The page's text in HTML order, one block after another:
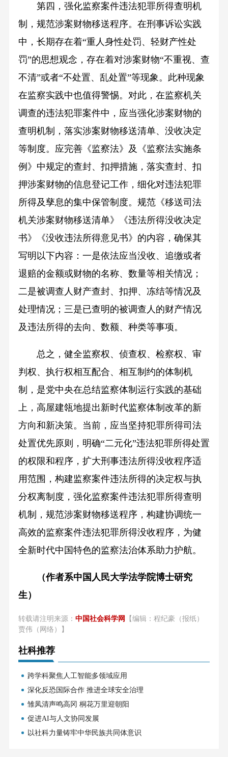
第四，强化监察案件违法犯罪所得查明机
制，规范涉案财物移送程序。在刑事诉讼实践
中，长期存在着“重人身性处罚、轻财产性处
罚”的思想观念，存在着对涉案财物“不重视、查
不清”或者“不处置、乱处置”等现象。此种现象
在监察实践中也值得警惕。对此，在监察机关
调查的违法犯罪案件中，应当强化涉案财物的
查明机制，落实涉案财物移送清单、没收决定
等制度。应完善《监察法》及《监察法实施条
例》中规定的查封、扣押措施，落实查封、扣
押涉案财物的信息登记工作，细化对违法犯罪
所得及孳息的集中保管制度。规范《移送司法
机关涉案财物移送清单》《违法所得没收决定
书》《没收违法所得意见书》的内容，确保其
写明以下内容：一是依法应当没收、追缴或者
退赔的金额或财物的名称、数量等相关情况；
二是被调查人财产查封、扣押、冻结等情况及
处理情况；三是已查明的被调查人的财产情况
及违法所得的去向、数额、种类等事项。
总之，健全监察权、侦查权、检察权、审
判权、执行权相互配合、相互制约的体制机
制，是党中央在总结监察体制运行实践的基础
上，高屋建瓴地提出新时代监察体制改革的新
方向和新决策。当前，应当坚持犯罪所得司法
处置优先原则，明确“二元化”违法犯罪所得处置
的权限和程序，扩大刑事违法所得没收程序适
用范围，构建监察案件违法所得的决定权与执
分权离制度，强化监察案件违法犯罪所得查明
机制，规范涉案财物移送程序，构建协调统一
高效的监察案件违法犯罪所得没收程序，为健
全新时代中国特色的监察法治体系助力护航。
（作者系中国人民大学法学院博士研究
生）
转载请注明来源： 中国社会科学网 【编辑：程纪豪（报纸）
贾伟（网络）】
社科推荐
跨学科聚焦人工智能多领域应用
深化反恐国际合作 推进全球安全治理
雏凤清声鸣高冈 桐花万里迎朝阳
促进AI与人文协同发展
以社科力量铸牢中华民族共同体意识